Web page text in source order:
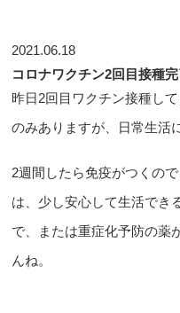
2021.06.18
コロナワクチン2回目接種
昨日2回目ワクチン接種し
のみありますが、日常生活
2週間したら免疫がつくの
は、少し安心して生活でき
で、または重症化予防の薬
んね。